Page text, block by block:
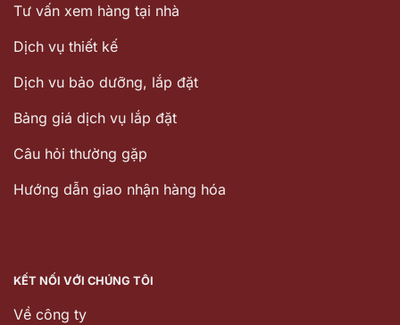
Tư vấn xem hàng tại nhà
Dịch vụ thiết kế
Dịch vu bảo dưỡng, lắp đặt
Bảng giá dịch vụ lắp đặt
Câu hỏi thường gặp
Hướng dẫn giao nhận hàng hóa
KẾT NỐI VỚI CHÚNG TÔI
Về công ty